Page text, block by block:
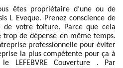
êtes propriétaire d’une ou de
L Eveque. Prenez conscience de
de votre toiture. Parce que cela
de dépense en même temps.
professionnelle pour éviter
la plus compétente pour ça à
LEFEBVRE Couverture . Par